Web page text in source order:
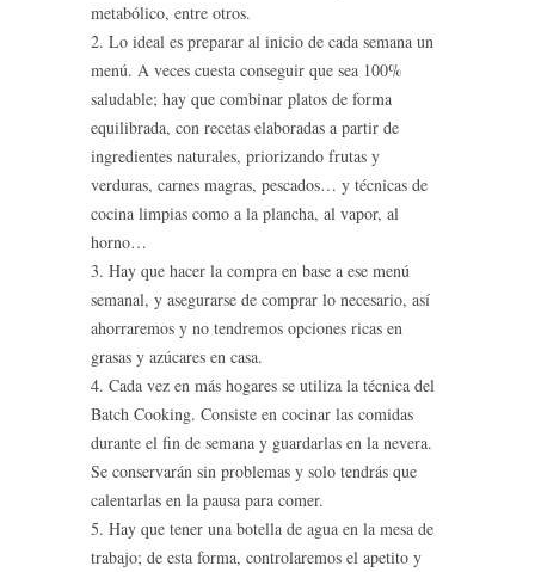
metabólico, entre otros.
2. Lo ideal es preparar al inicio de cada semana un
menú. A veces cuesta conseguir que sea 100%
saludable; hay que combinar platos de forma
equilibrada, con recetas elaboradas a partir de
ingredientes naturales, priorizando frutas y
verduras, carnes magras, pescados… y técnicas de
cocina limpias como a la plancha, al vapor, al
horno…
3. Hay que hacer la compra en base a ese menú
semanal, y asegurarse de comprar lo necesario, así
ahorraremos y no tendremos opciones ricas en
grasas y azúcares en casa.
4. Cada vez en más hogares se utiliza la técnica del
Batch Cooking. Consiste en cocinar las comidas
durante el fin de semana y guardarlas en la nevera.
Se conservarán sin problemas y solo tendrás que
calentarlas en la pausa para comer.
5. Hay que tener una botella de agua en la mesa de
trabajo; de esta forma, controlaremos el apetito y